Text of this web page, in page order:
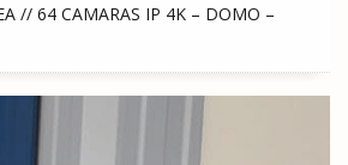
// 64 CAMARAS IP 4K – DOMO –